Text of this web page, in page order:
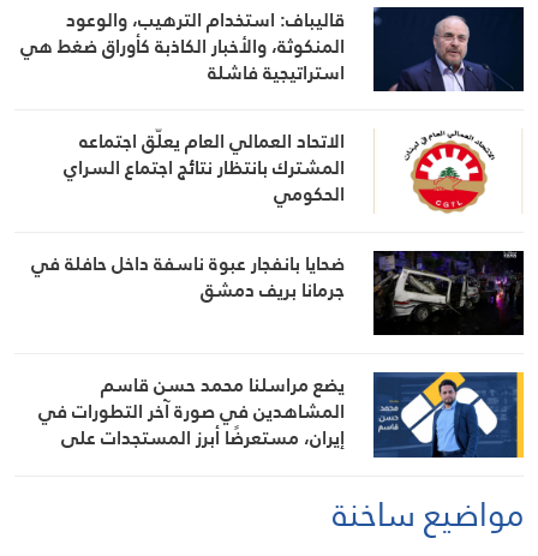
قاليباف: استخدام الترهيب، والوعود
المنكوثة، والأخبار الكاذبة كأوراق ضغط هي
استراتيجية فاشلة
الاتحاد العمالي العام يعلّق اجتماعه
المشترك بانتظار نتائج اجتماع السراي
الحكومي
ضحايا بانفجار عبوة ناسفة داخل حافلة في
جرمانا بريف دمشق
يضع مراسلنا محمد حسن قاسم
المشاهدين في صورة آخر التطورات في
إيران، مستعرضًا أبرز المستجدات على
الصلة بالشأنين الداخلي والإقليميمواضيع ساخنة